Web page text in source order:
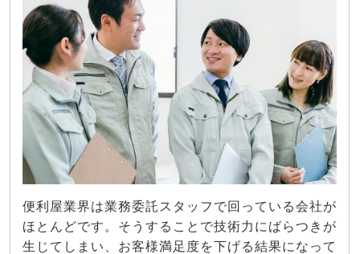
便利屋業界は業務委託スタッフで回っている会社が
ほとんどです。そうすることで技術力にばらつきが
生じてしまい、お客様満足度を下げる結果になって